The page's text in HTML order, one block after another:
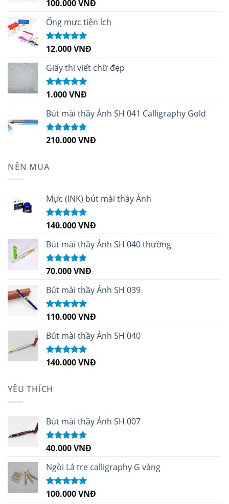
Được xếp
sao
100.000VNĐ
Ống mực tiện ích
Được xếp
sao
12.000VNĐ
Giấy thi viết chữ đẹp
Được xếp
sao
1.000VNĐ
Bút mài thầy Ánh SH 041 Calligraphy Gold
Được xếp
210.000VNĐ
NÊN MUA
Mực (INK) bút mài thầy Ánh
Được xếp
sao
140.000VNĐ
Bút mài thầy Ánh SH 040 thường
Được xếp
sao
70.000VNĐ
Bút mài thầy Ánh SH 039
Được xếp
sao
110.000VNĐ
Bút mài thầy Ánh SH 040
Được xếp
140.000VNĐ
YÊU THÍCH
Bút mài thầy Ánh SH 007
Được xếp
sao
40.000VNĐ
Ngòi Lá tre calligraphy G vàng
Được xếp
100.000VNĐ